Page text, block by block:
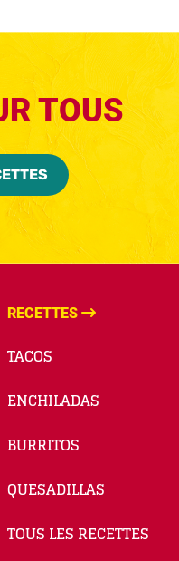
TOUS
RECETTES
TACOS
ENCHILADAS
BURRITOS
QUESADILLAS
TOUS LES RECETTES